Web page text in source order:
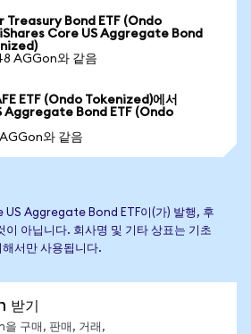
Treasury Bond ETF (Ondo
Core US Aggregate Bond
AGGon와 같음
ETF (Ondo Tokenized)에서
Aggregate Bond ETF (Ondo
AGGon와 같음
US Aggregate Bond ETF이(가) 발행, 후
이 아닙니다. 회사명 및 기타 상표는 기초
서만 사용됩니다.
받기
구매, 판매, 거래,